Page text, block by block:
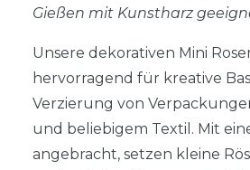
Gießen mit Kunstharz
Unsere dekorativen Mini
hervorragend für kreative
Verzierung von
und beliebigem Textil. Mit
angebracht, setzen kleine